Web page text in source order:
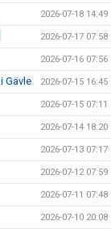
2026-07-18 14:49
2026-07-17 07:58
2026-07-16 07:56
Gävle 2026-07-15 16:45
2026-07-15 07:11
2026-07-14 18:20
2026-07-13 07:17
2026-07-12 07:59
2026-07-11 07:48
2026-07-10 20:08